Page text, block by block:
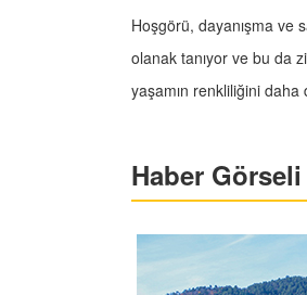
Hoşgörü, dayanışma ve
olanak tanıyor ve bu da
yaşamın renkliliğini
Haber Görseli